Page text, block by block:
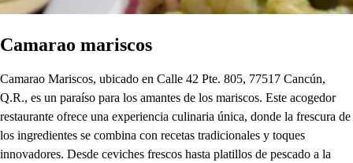
Camarao mariscos
Camarao Mariscos, ubicado en Calle 42 Pte. 805, 77517 Cancún,
Q.R., es un paraíso para los amantes de los mariscos. Este acogedor
restaurante ofrece una experiencia culinaria única, donde la frescura de
los ingredientes se combina con recetas tradicionales y toques
innovadores. Desde ceviches frescos hasta platillos de pescado a la